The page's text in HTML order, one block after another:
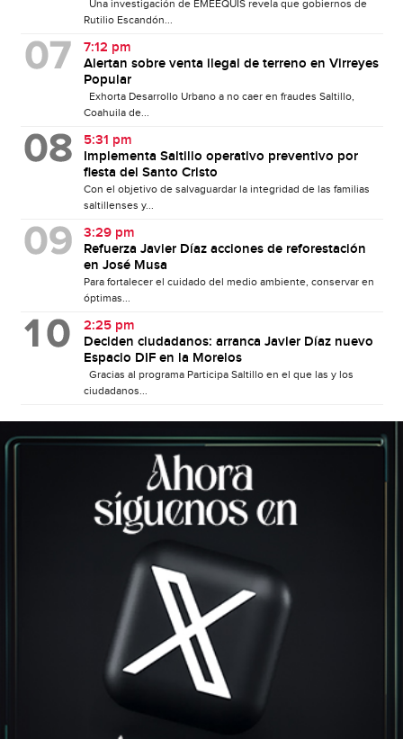
Una investigación de EMEEQUIS revela que gobiernos de
Rutilio Escandón...
7:12 pm
Alertan sobre venta ilegal de terreno en Virreyes
Popular
Exhorta Desarrollo Urbano a no caer en fraudes Saltillo,
Coahuila de...
5:31 pm
Implementa Saltillo operativo preventivo por
fiesta del Santo Cristo
Con el objetivo de salvaguardar la integridad de las familias
saltillenses y...
3:29 pm
Refuerza Javier Díaz acciones de reforestación
en José Musa
Para fortalecer el cuidado del medio ambiente, conservar en
óptimas...
2:25 pm
Deciden ciudadanos: arranca Javier Díaz nuevo
Espacio DIF en la Morelos
Gracias al programa Participa Saltillo en el que las y los
ciudadanos...